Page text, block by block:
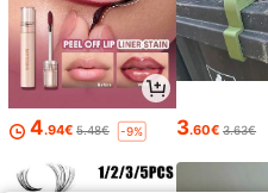
4.94€ 5.48€ -9% 3.60€ 3.63€